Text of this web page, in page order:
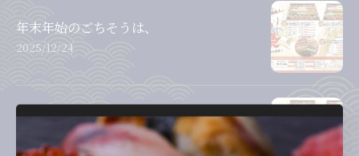
年末年始のごちそうは、
2025/12/24
年末年始のごちそうは、
2025/12/24